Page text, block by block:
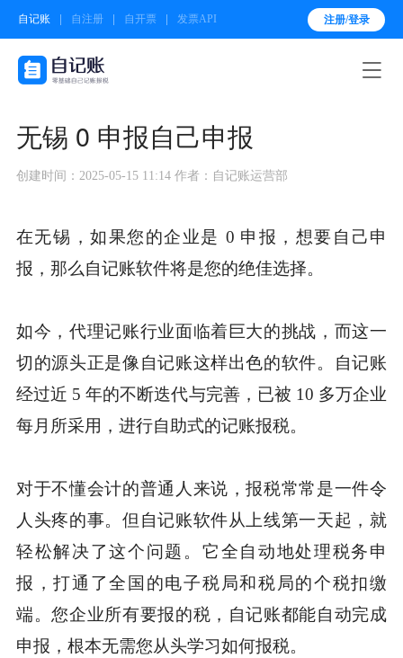
自记账 自注册 自开票 发票API 注册/登录

无锡 0 申报自己申报
创建时间：2025-05-15 11:14 作者：自记账运营部
在无锡，如果您的企业是 0 申报，想要自己申
报，那么自记账软件将是您的绝佳选择。
如今，代理记账行业面临着巨大的挑战，而这一
切的源头正是像自记账这样出色的软件。自记账
经过近 5 年的不断迭代与完善，已被 10 多万企业
每月所采用，进行自助式的记账报税。
对于不懂会计的普通人来说，报税常常是一件令
人头疼的事。但自记账软件从上线第一天起，就
轻松解决了这个问题。它全自动地处理税务申
报，打通了全国的电子税局和税局的个税扣缴
端。您企业所有要报的税，自记账都能自动完成
申报，根本无需您从头学习如何报税。